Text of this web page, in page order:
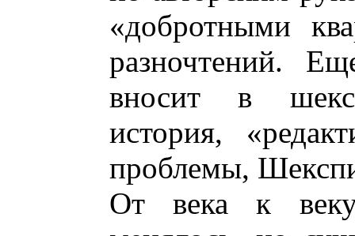
«добротными
разночтений.
вносит в
история,
проблемы,
От века к